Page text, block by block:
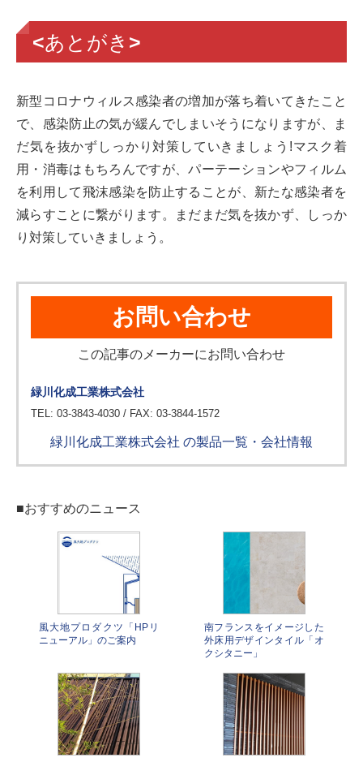
<あとがき>
新型コロナウィルス感染者の増加が落ち着いてきたこと
で、感染防止の気が緩んでしまいそうになりますが、ま
だ気を抜かずしっかり対策していきましょう!マスク着
用・消毒はもちろんですが、パーテーションやフィルム
を利用して飛沫感染を防止することが、新たな感染者を
減らすことに繋がります。まだまだ気を抜かず、しっか
り対策していきましょう。
お問い合わせ
この記事のメーカーにお問い合わせ
緑川化成工業株式会社
TEL: 03-3843-4030 / FAX: 03-3844-1572
緑川化成工業株式会社 の製品一覧・会社情報
■おすすめのニュース
風大地プロダクツ「HPリ
ニューアル」のご案内
南フランスをイメージした
外床用デザインタイル「オ
クシタニー」